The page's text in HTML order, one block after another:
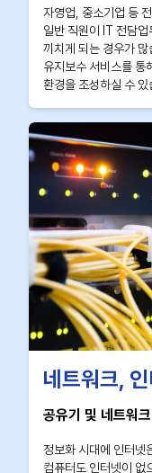
자영업, 중소기업 등
일반 직원이 IT 전담
끼치게 되는 경우가 많
유지보수 서비스를
환경을 조성하실 수 있
네트워크,
공유기 및 네트워
정보화 시대에 인터넷
컴퓨터도 인터넷이 없